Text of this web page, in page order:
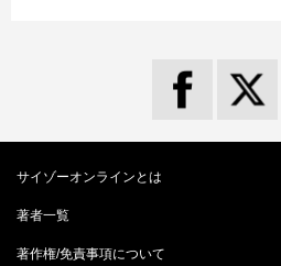
サイゾーオンラインとは
著者一覧
著作権/免責事項について